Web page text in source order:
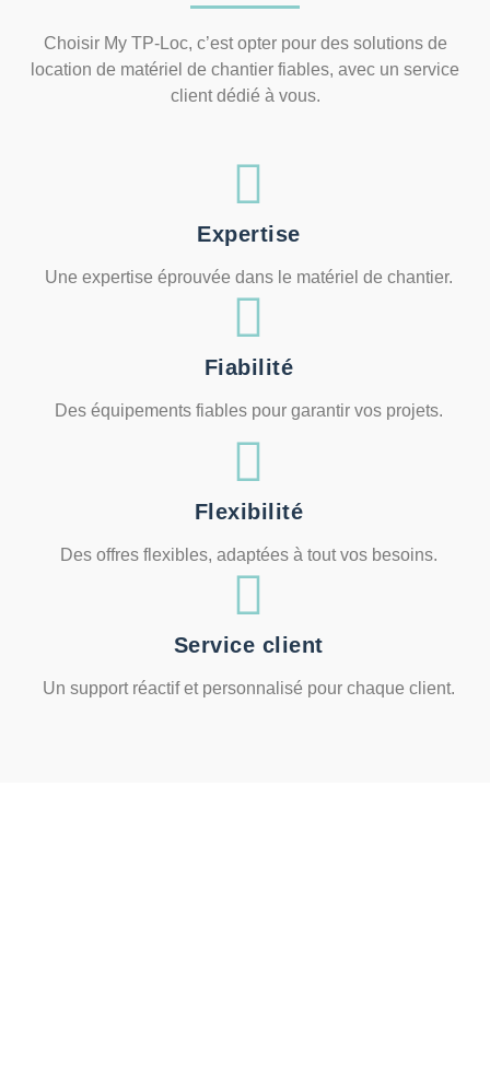
Choisir My TP-Loc, c’est opter pour des solutions de
location de matériel de chantier fiables, avec un service
client dédié à vous.
Expertise
Une expertise éprouvée dans le matériel de chantier.
Fiabilité
Des équipements fiables pour garantir vos projets.
Flexibilité
Des offres flexibles, adaptées à tout vos besoins.
Service client
Un support réactif et personnalisé pour chaque client.